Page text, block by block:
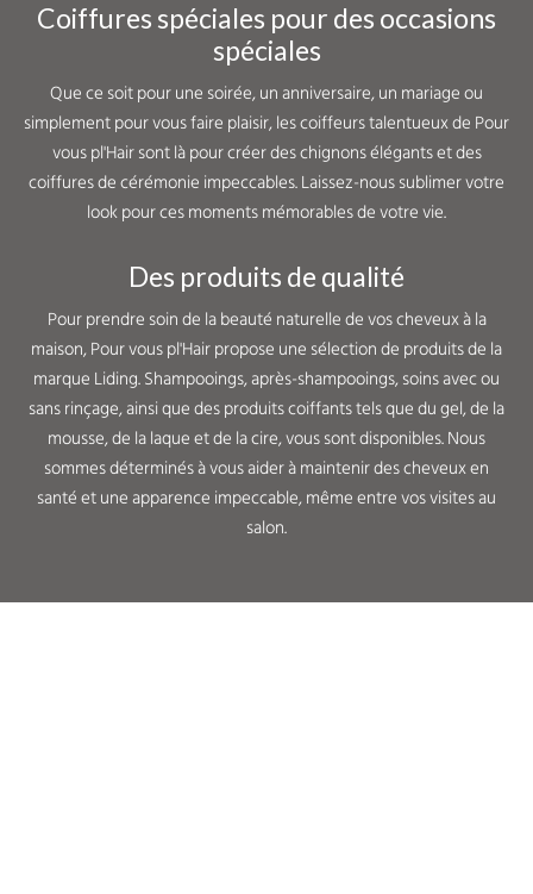
Coiffures spéciales pour des occasions
spéciales
Que ce soit pour une soirée, un anniversaire, un mariage ou
simplement pour vous faire plaisir, les coiffeurs talentueux de Pour
vous pl'Hair sont là pour créer des chignons élégants et des
coiffures de cérémonie impeccables. Laissez-nous sublimer votre
look pour ces moments mémorables de votre vie.
Des produits de qualité
Pour prendre soin de la beauté naturelle de vos cheveux à la
maison, Pour vous pl'Hair propose une sélection de produits de la
marque Liding. Shampooings, après-shampooings, soins avec ou
sans rinçage, ainsi que des produits coiffants tels que du gel, de la
mousse, de la laque et de la cire, vous sont disponibles. Nous
sommes déterminés à vous aider à maintenir des cheveux en
santé et une apparence impeccable, même entre vos visites au
salon.